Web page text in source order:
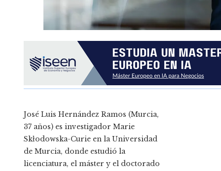
José Luis Hernández Ramos (Murcia,
37 años) es investigador Marie
Skłodowska-Curie en la Universidad
de Murcia, donde estudió la
licenciatura, el máster y el doctorado